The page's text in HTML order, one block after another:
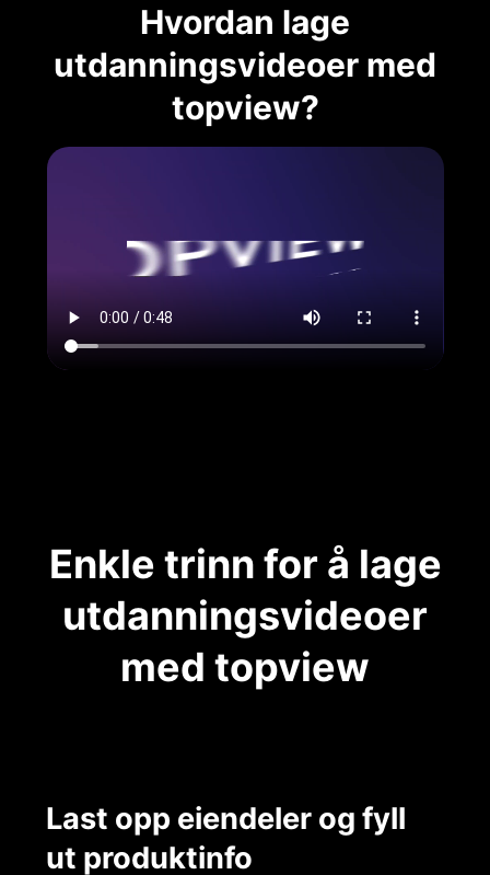
Hvordan lage
utdanningsvideoer med
topview?
Enkle trinn for å lage
utdanningsvideoer
med topview
Last opp eiendeler og fyll
ut produktinfo